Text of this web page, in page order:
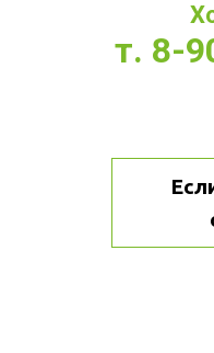
т. 8-